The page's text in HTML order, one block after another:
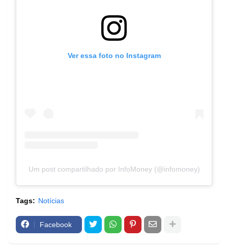
Ver essa foto no Instagram
Um post compartilhado por InfoMoney (@infomoney)
Tags: Notícias
Facebook